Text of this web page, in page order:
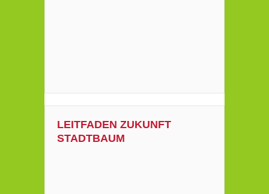
LEITFADEN ZUKUNFT
STADTBAUM